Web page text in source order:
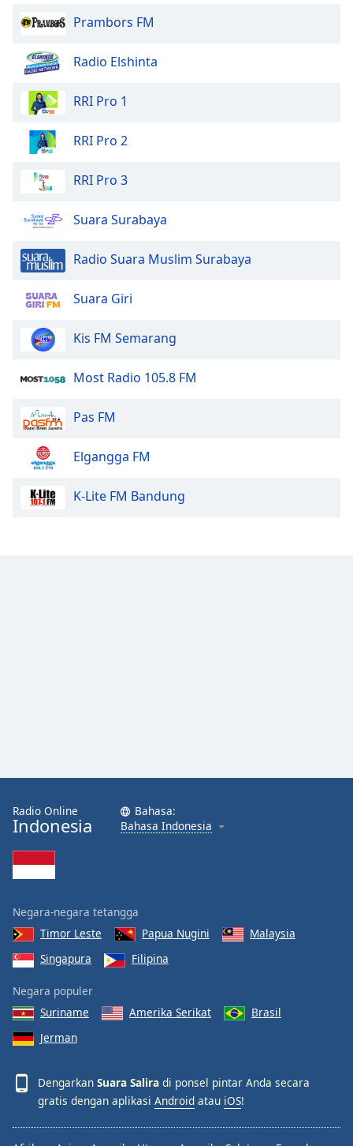
Prambors FM
Radio Elshinta
RRI Pro 1
RRI Pro 2
RRI Pro 3
Suara Surabaya
Radio Suara Muslim Surabaya
Suara Giri
Kis FM Semarang
Most Radio 105.8 FM
Pas FM
Elgangga FM
K-Lite FM Bandung
Radio Online
Indonesia
Bahasa:
Bahasa Indonesia
Negara-negara tetangga
Timor Leste
Papua Nugini
Malaysia
Singapura
Filipina
Negara populer
Suriname
Amerika Serikat
Brasil
Jerman
Dengarkan Suara Salira di ponsel pintar Anda secara
gratis dengan aplikasi Android atau iOS!